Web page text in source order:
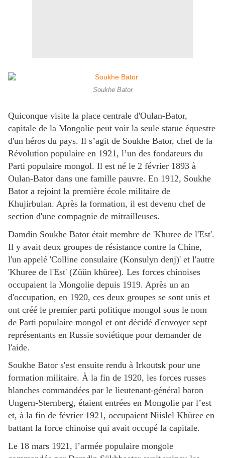
Soukhe Bator
Quiconque visite la place centrale d'Oulan-Bator,
capitale de la Mongolie peut voir la seule statue équestre
d'un héros du pays. Il s’agit de Soukhe Bator, chef de la
Révolution populaire en 1921, l’un des fondateurs du
Parti populaire mongol. Il est né le 2 février 1893 à
Oulan-Bator dans une famille pauvre. En 1912, Soukhe
Bator a rejoint la première école militaire de
Khujirbulan. Après la formation, il est devenu chef de
section d'une compagnie de mitrailleuses.
Damdin Soukhe Bator était membre de 'Khuree de l'Est'.
Il y avait deux groupes de résistance contre la Chine,
l'un appelé 'Colline consulaire (Konsulyn denj)' et l'autre
'Khuree de l'Est' (Züün khüree). Les forces chinoises
occupaient la Mongolie depuis 1919. Après un an
d'occupation, en 1920, ces deux groupes se sont unis et
ont créé le premier parti politique mongol sous le nom
de Parti populaire mongol et ont décidé d'envoyer sept
représentants en Russie soviétique pour demander de
l'aide.
Soukhe Bator s'est ensuite rendu à Irkoutsk pour une
formation militaire. À la fin de 1920, les forces russes
blanches commandées par le lieutenant-général baron
Ungern-Sternberg, étaient entrées en Mongolie par l’est
et, à la fin de février 1921, occupaient Niislel Khüree en
battant la force chinoise qui avait occupé la capitale.
Le 18 mars 1921, l’armée populaire mongole